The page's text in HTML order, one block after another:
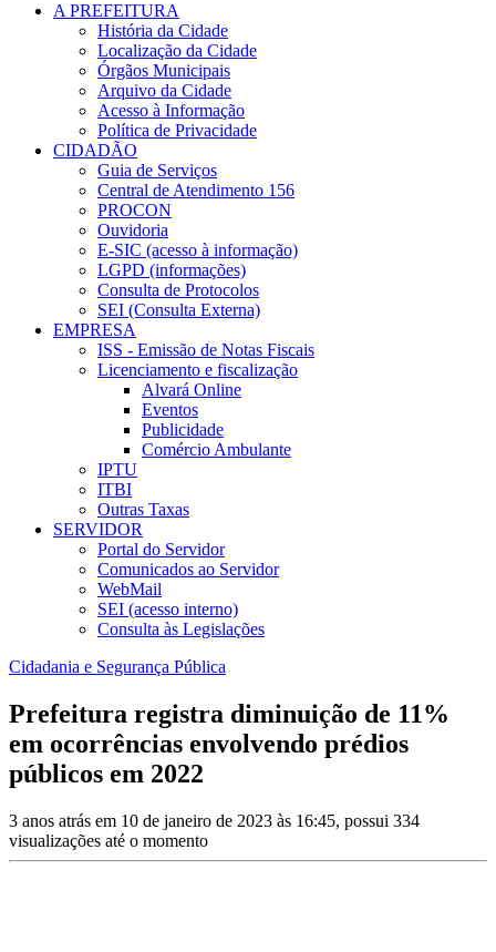
A PREFEITURA
História da Cidade
Localização da Cidade
Órgãos Municipais
Arquivo da Cidade
Acesso à Informação
Política de Privacidade
CIDADÃO
Guia de Serviços
Central de Atendimento 156
PROCON
Ouvidoria
E-SIC (acesso à informação)
LGPD (informações)
Consulta de Protocolos
SEI (Consulta Externa)
EMPRESA
ISS - Emissão de Notas Fiscais
Licenciamento e fiscalização
Alvará Online
Eventos
Publicidade
Comércio Ambulante
IPTU
ITBI
Outras Taxas
SERVIDOR
Portal do Servidor
Comunicados ao Servidor
WebMail
SEI (acesso interno)
Consulta às Legislações
Cidadania e Segurança Pública
Prefeitura registra diminuição de 11%
em ocorrências envolvendo prédios
públicos em 2022
3 anos atrás em 10 de janeiro de 2023 às 16:45, possui 334
visualizações até o momento